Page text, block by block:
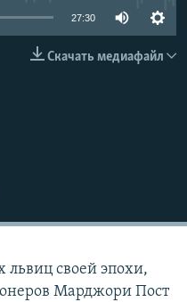
27:30
Скачать медиафайл
львиц своей эпохи,
Марджори Пост